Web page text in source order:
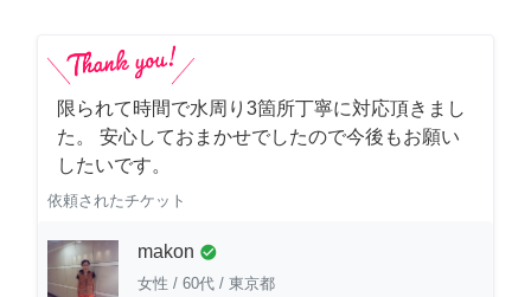
限られて時間で水周り3箇所丁寧に対応頂きまし
た。 安心しておまかせでしたので今後もお願い
したいです。
依頼されたチケット
makon check_circle
女性 / 60代 / 東京都